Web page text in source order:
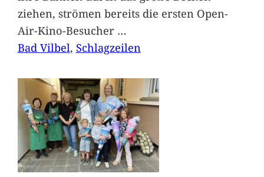
ziehen, strömen bereits die ersten Open-
Air-Kino-Besucher …
Bad Vilbel, Schlagzeilen